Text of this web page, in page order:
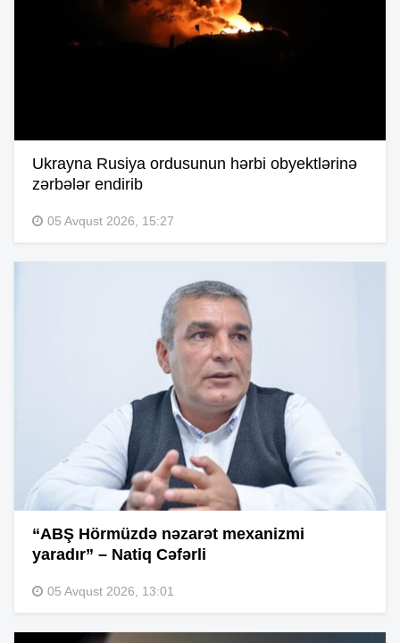
Ukrayna Rusiya ordusunun hərbi obyektlərinə
zərbələr endirib
05 Avqust 2026, 15:27
“ABŞ Hörmüzdə nəzarət mexanizmi
yaradır” – Natiq Cəfərli
05 Avqust 2026, 13:01